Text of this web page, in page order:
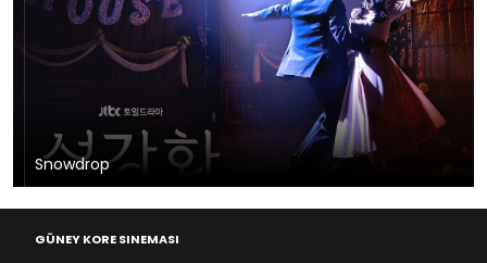
Snowdrop
GÜNEY KORE SINEMASI